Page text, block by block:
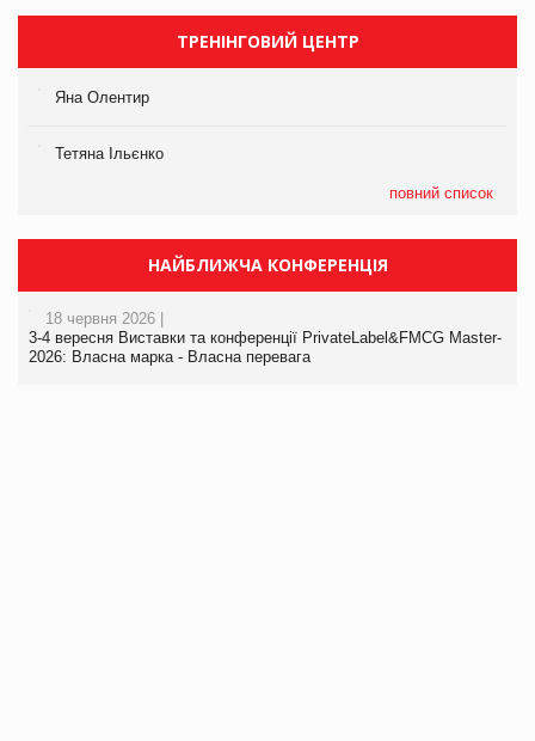
ТРЕНІНГОВИЙ ЦЕНТР
Яна Олентир
Тетяна Ільєнко
повний список
НАЙБЛИЖЧА КОНФЕРЕНЦІЯ
18 червня 2026 |
3-4 вересня Виставки та конференції PrivateLabel&FMCG Master-
2026: Власна марка - Власна перевага